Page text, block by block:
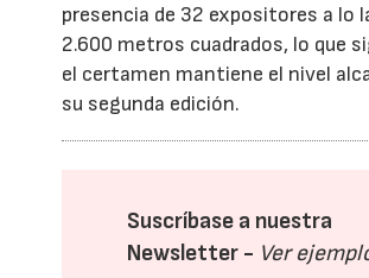
presencia de 32 expositores a lo
2.600 metros cuadrados, lo que
el certamen mantiene el nivel
su segunda edición.
Suscríbase a nuestra
Newsletter - Ver